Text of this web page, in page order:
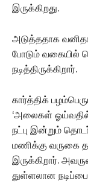
இருக்கிறது.
அடுத்ததாக வனிதா
போடும் வகையில்
நடித்திருக்கிறார்.
கார்த்திக்
‘அலைகள்
நட்பு இன்றும்
மணிக்கு வருகை
இருக்கிறார்.
துள்ளலான